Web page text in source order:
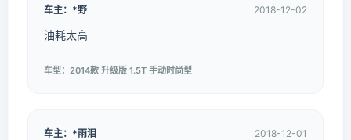
车主：*野 2018-12-02
油耗太高
车型：2014款 升级版 1.5T 手动时尚型
车主：*雨泪 2018-12-01